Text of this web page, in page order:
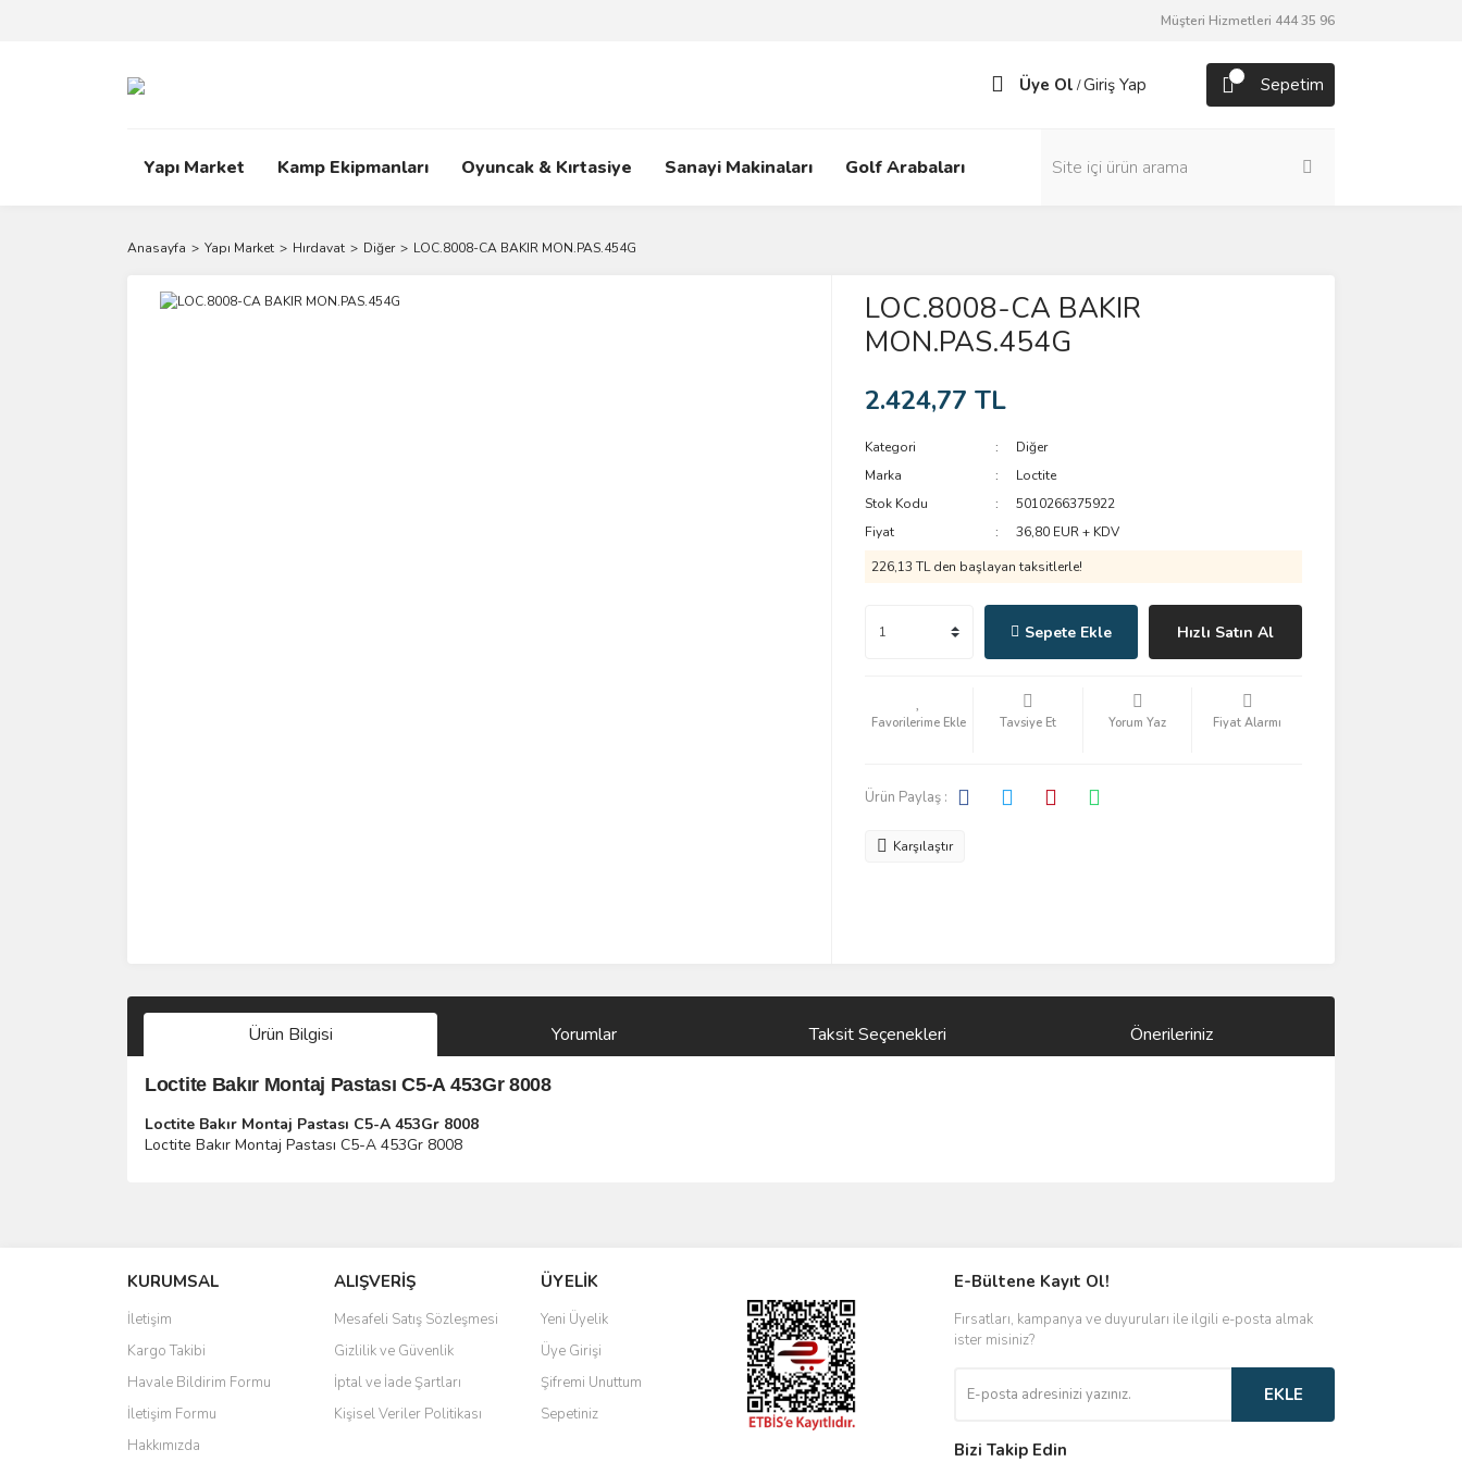
Müşteri Hizmetleri 444 35 96
Üye Ol /Giriş Yap Sepetim
Yapı Market Kamp Ekipmanları Oyuncak & Kırtasiye Sanayi Makinaları Golf Arabaları
Anasayfa Yapı Market Hırdavat Diğer LOC.8008-CA BAKIR MON.PAS.454G
LOC.8008-CA BAKIR
MON.PAS.454G
2.424,77 TL
Kategori
Diğer
Marka
Loctite
Stok Kodu
5010266375922
Fiyat
36,80 EUR + KDV
226,13 TL den başlayan taksitlerle!
Sepete Ekle Hızlı Satın Al
Tavsiye Et Yorum Yaz Fiyat Alarmı
Ürün Paylaş :
Karşılaştır
Ürün Bilgisi Yorumlar Taksit Seçenekleri Önerileriniz
Loctite Bakır Montaj Pastası C5-A 453Gr 8008
Loctite Bakır Montaj Pastası C5-A 453Gr 8008
Loctite Bakır Montaj Pastası C5-A 453Gr 8008
Yorum Yaz
Ürün resmi kalitesiz, bozuk veya görüntülenemiyor.
Ürün açıklamasında eksik bilgiler bulunuyor.
Ürün bilgilerinde hatalar bulunuyor.
Ürün fiyatı diğer sitelerden daha pahalı.
Bu ürüne benzer farklı alternatifler olmalı.
KURUMSAL
İletişim
Kargo Takibi
Havale Bildirim Formu
İletişim Formu
Hakkımızda
ALIŞVERİŞ
Mesafeli Satış Sözleşmesi
Gizlilik ve Güvenlik
İptal ve İade Şartları
Kişisel Veriler Politikası
ÜYELİK
Yeni Üyelik
Üye Girişi
Şifremi Unuttum
Sepetiniz
E-Bültene Kayıt Ol!
Fırsatları, kampanya ve duyuruları ile ilgili e-posta almak
ister misiniz?
EKLE
Bizi Takip Edin